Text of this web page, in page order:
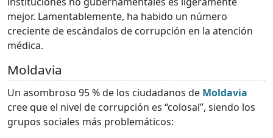
mejor. Lamentablemente, ha habido un número
creciente de escándalos de corrupción en la atención
médica.
Moldavia
Un asombroso 95 % de los ciudadanos de Moldavia
cree que el nivel de corrupción es “colosal”, siendo los
grupos sociales más problemáticos: